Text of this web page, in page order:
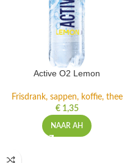
Active O2 Lemon
Frisdrank, sappen, koffie, thee
€1,35
NAAR AH